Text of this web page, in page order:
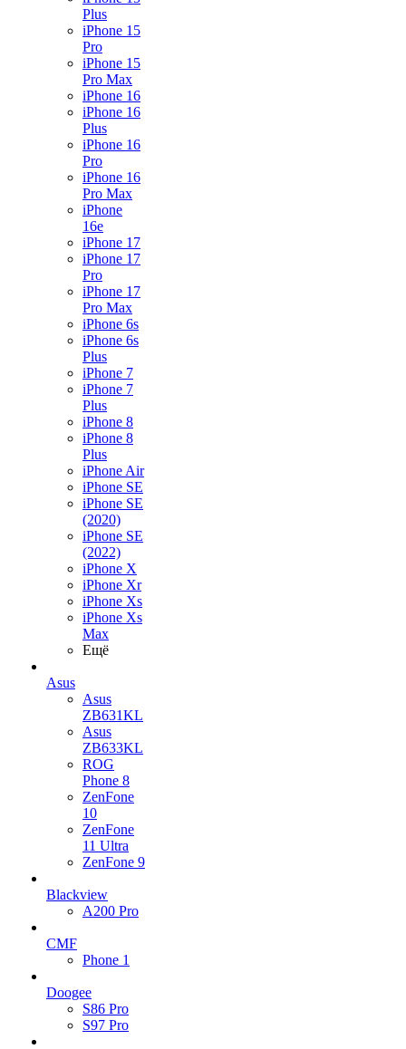
Plus
iPhone 15
Pro
iPhone 15
Pro Max
iPhone 16
iPhone 16
Plus
iPhone 16
Pro
iPhone 16
Pro Max
iPhone
16e
iPhone 17
iPhone 17
Pro
iPhone 17
Pro Max
iPhone 6s
iPhone 6s
Plus
iPhone 7
iPhone 7
Plus
iPhone 8
iPhone 8
Plus
iPhone Air
iPhone SE
iPhone SE
(2020)
iPhone SE
(2022)
iPhone X
iPhone Xr
iPhone Xs
iPhone Xs
Max
Ещё
Asus
Asus
ZB631KL
Asus
ZB633KL
ROG
Phone 8
ZenFone
10
ZenFone
11 Ultra
ZenFone 9
Blackview
A200 Pro
CMF
Phone 1
Doogee
S86 Pro
S97 Pro